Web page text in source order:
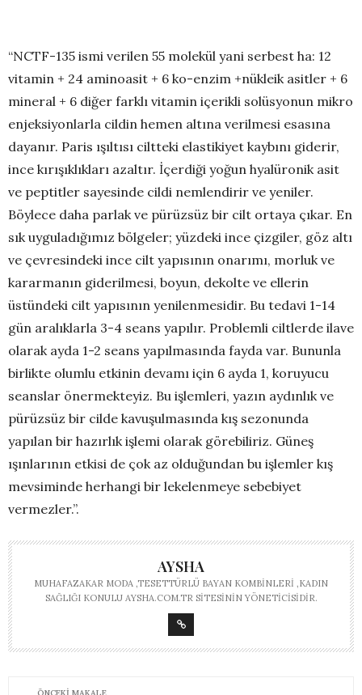
“NCTF-135 ismi verilen 55 molekül yani serbest ha: 12
vitamin + 24 aminoasit + 6 ko-enzim +nükleik asitler + 6
mineral + 6 diğer farklı vitamin içerikli solüsyonun mikro
enjeksiyonlarla cildin hemen altına verilmesi esasına
dayanır. Paris ışıltısı ciltteki elastikiyet kaybını giderir,
ince kırışıklıkları azaltır. İçerdiği yoğun hyalüronik asit
ve peptitler sayesinde cildi nemlendirir ve yeniler.
Böylece daha parlak ve pürüzsüz bir cilt ortaya çıkar. En
sık uyguladığımız bölgeler; yüzdeki ince çizgiler, göz altı
ve çevresindeki ince cilt yapısının onarımı, morluk ve
kararmanın giderilmesi, boyun, dekolte ve ellerin
üstündeki cilt yapısının yenilenmesidir. Bu tedavi 1-14
gün aralıklarla 3-4 seans yapılır. Problemli ciltlerde ilave
olarak ayda 1-2 seans yapılmasında fayda var. Bununla
birlikte olumlu etkinin devamı için 6 ayda 1, koruyucu
seanslar önermekteyiz. Bu işlemleri, yazın aydınlık ve
pürüzsüz bir cilde kavuşulmasında kış sezonunda
yapılan bir hazırlık işlemi olarak görebiliriz. Güneş
ışınlarının etkisi de çok az olduğundan bu işlemler kış
mevsiminde herhangi bir lekelenmeye sebebiyet
vermezler.”.
AYSHA
MUHAFAZAKAR MODA ,TESETTÜRLÜ BAYAN KOMBINLERI ,KADIN
SAĞLIĞI KONULU AYSHA.COM.TR SITESININ YÖNETICISIDIR.